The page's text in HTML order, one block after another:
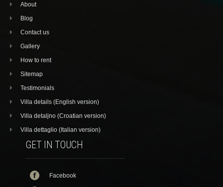
About
Blog
Contact us
Gallery
How to rent
Sitemap
Testimonials
Villa details (English version)
Villa detaljno (Croatian version)
Villa dettaglio (Italian version)
GET IN TOUCH
Facebook